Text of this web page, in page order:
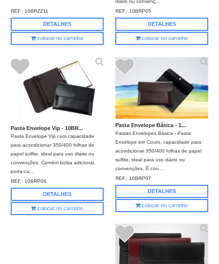
REF.:10BRZZ11
DETALHES
colocar no carrinho
diário ou convenç...
REF.:10BRP05
DETALHES
colocar no carrinho
Pasta Envelope Vip - 10BR...
Pasta Envelope Vip com capacidade
para acondicionar 350/400 folhas de
papel sulfite, ideal para uso diário ou
convenções. Contém bolsa adicional,
porta-ca...
REF.:10BRP06
DETALHES
colocar no carrinho
Pasta Envelope Básica - 1...
Pastas Envelopes Básica - Pasta
Envelope em Couro, capacidade para
acondicionar 350/400 folhas de papel
sulfite, ideal para uso diário ou
convenções. É con...
REF.: 10BRP07
DETALHES
colocar no carrinho